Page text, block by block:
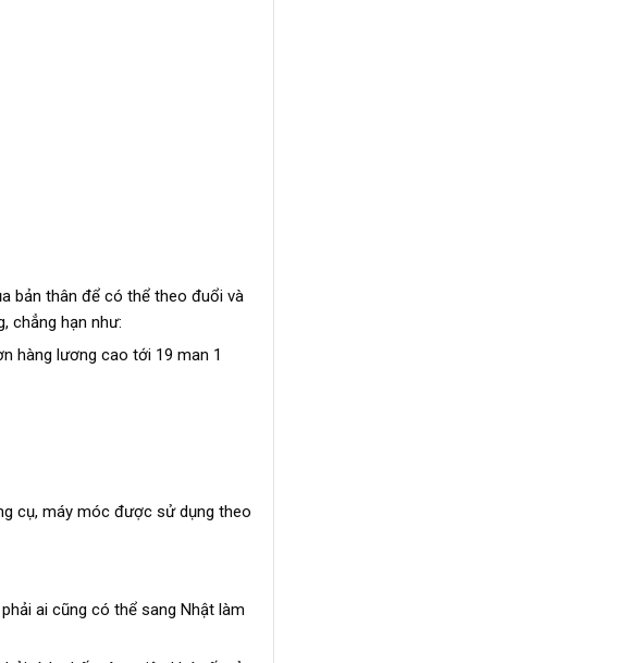
bản thân để có thể theo đuổi và
chẳng hạn như:
hàng lương cao tới 19 man 1
cụ, máy móc được sử dụng theo
ai cũng có thể sang Nhật làm